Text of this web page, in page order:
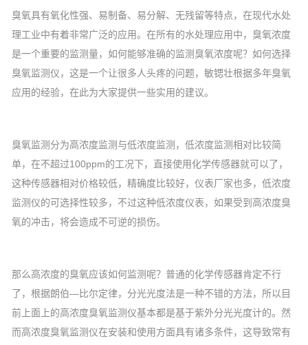
臭氧具有氧化性强、易制备、易分解、无残留等特点，在现代水处
理工业中有着非常广泛的应用。在所有的水处理应用中，臭氧浓度
是一个重要的监测量，如何能够准确的监测臭氧浓度呢？如何选择
臭氧监测仪，这是一个让很多人头疼的问题，敏锶壮根据多年臭氧
应用的经验，在此为大家提供一些实用的建议。
臭氧监测分为高浓度监测与低浓度监测，低浓度监测相对比较简
单，在不超过100ppm的工况下，直接使用化学传感器就可以了，
这种传感器相对价格较低，精确度比较好，仪表厂家也多，低浓度
监测仪的可选择性较多，不过这种低浓度仪表，如果受到高浓度臭
氧的冲击，将会造成不可逆的损伤。
那么高浓度的臭氧应该如何监测呢？普通的化学传感器肯定不行
了，根据朗伯—比尔定律，分光光度法是一种不错的方法，所以目
前上面上的高浓度臭氧监测仪基本都是基于紫外分光光度计的。然
而高浓度臭氧监测仪在安装和使用方面具有诸多条件，这导致常有